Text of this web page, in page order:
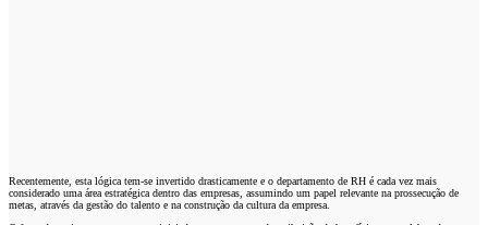
Recentemente, esta lógica tem-se invertido drasticamente e o departamento de RH é cada vez mais
considerado uma área estratégica dentro das empresas, assumindo um papel relevante na prossecução de
metas, através da gestão do talento e na construção da cultura da empresa.